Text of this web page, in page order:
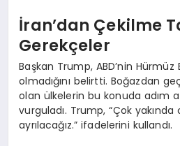
İran’dan Çekilme
Gerekçeler
Başkan Trump, ABD’nin Hürmüz
olmadığını belirtti. Boğazdan
olan ülkelerin bu konuda adım
vurguladı. Trump, “Çok
ayrılacağız.” ifadelerini kullandı.